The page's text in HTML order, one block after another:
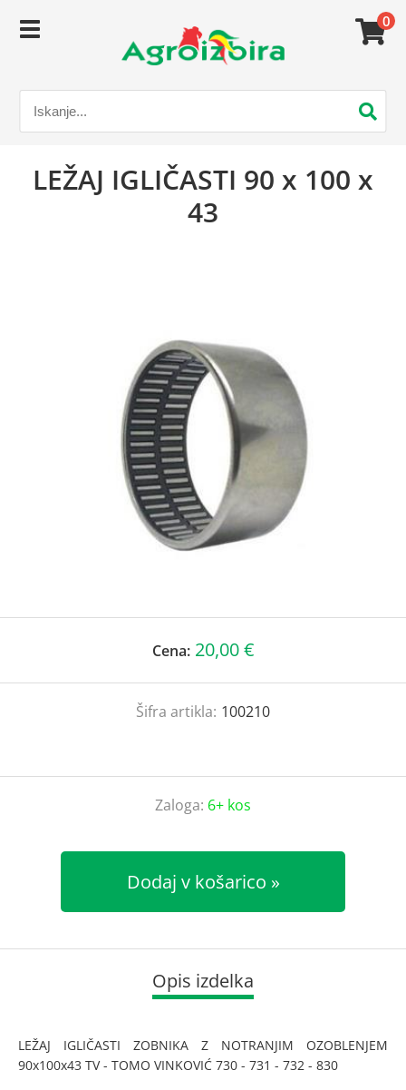
0
LEŽAJ IGLIČASTI 90 x 100 x
43
Cena: 20,00 €
Šifra artikla: 100210
Zaloga: 6+ kos
Dodaj v košarico
Opis izdelka
LEŽAJ IGLIČASTI ZOBNIKA Z NOTRANJIM OZOBLENJEM
90x100x43 TV - TOMO VINKOVIĆ 730 - 731 - 732 - 830